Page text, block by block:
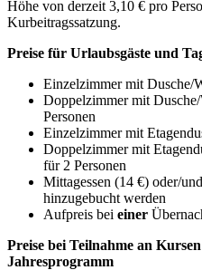
Höhe von derzeit 3,10 € pro
Kurbeitragssatzung.
Preise für Urlaubsgäste und
Einzelzimmer mit Dusche/
Doppelzimmer mit
Personen
Einzelzimmer mit
Doppelzimmer mit
für 2 Personen
Mittagessen (14 €) oder/
hinzugebucht werden
Aufpreis bei einer
Preise bei Teilnahme an
Jahresprogramm